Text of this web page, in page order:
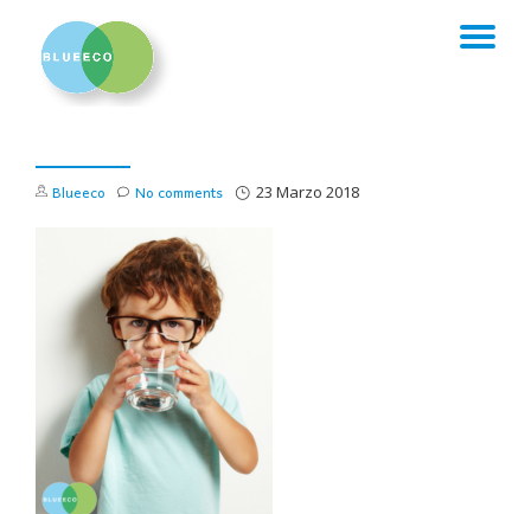
Blueeco 23 Marzo 2018
No comments